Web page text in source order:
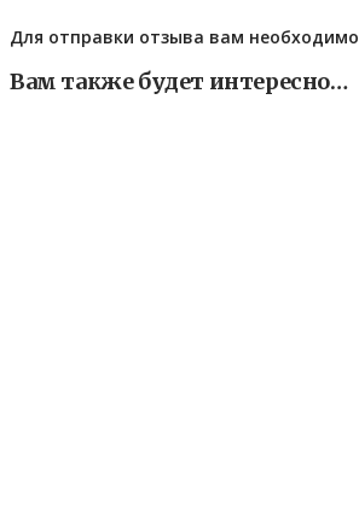
Для отправки отзыва вам необходимо
Вам также будет интересно…